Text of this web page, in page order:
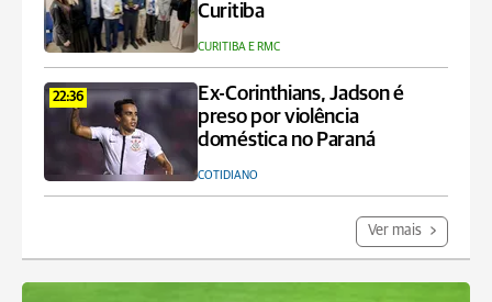
Curitiba
CURITIBA E RMC
22:36
Ex-Corinthians, Jadson é
preso por violência
doméstica no Paraná
COTIDIANO
Ver mais